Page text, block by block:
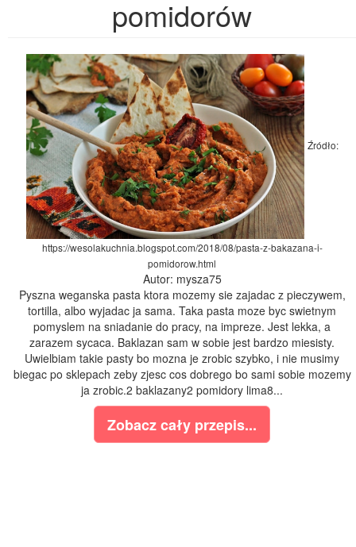
pomidorów
Źródło:
https://wesolakuchnia.blogspot.com/2018/08/pasta-z-bakazana-i-
pomidorow.html
Autor: mysza75
Pyszna weganska pasta ktora mozemy sie zajadac z pieczywem,
tortilla, albo wyjadac ja sama. Taka pasta moze byc swietnym
pomyslem na sniadanie do pracy, na impreze. Jest lekka, a
zarazem sycaca. Baklazan sam w sobie jest bardzo miesisty.
Uwielbiam takie pasty bo mozna je zrobic szybko, i nie musimy
biegac po sklepach zeby zjesc cos dobrego bo sami sobie mozemy
ja zrobic.2 baklazany2 pomidory lima8...
Zobacz cały przepis...